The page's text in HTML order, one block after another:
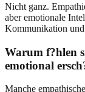
Nicht ganz.
aber emotionale
Kommunikation
Warum f?hlen
emotional
Manche